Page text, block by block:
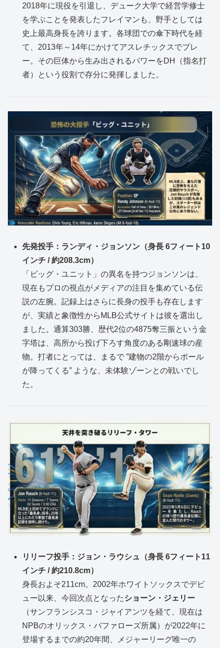
2018年に現役を引退し、デューク大学で経営学修士
を学ぶことを発表したフレイマンも、野手としては
史上最高身長を誇ります。各球団での傘下時代を経
て、2013年～14年にかけてアスレチックスでプレ
ー。その巨体から生み出されるパワーをDH（指名打
者）という役割で存分に発揮しました。
先発投手：ランディ・ジョンソン（身長 6フィート10
インチ / 約208.3cm）
「ビッグ・ユニット」の異名を持つジョンソンは、
現在もプロの視点がメディアの注目を集めている伝
説の左腕。記録上はさらに長身の投手も存在します
が、実績と象徴性からMLB公式サイトは彼を選出し
ました。通算303勝、歴代2位の4875奪三振という金
字塔は、高所から投げ下ろす角度のある剛速球の産
物。打者にとっては、まるで ”建物の2階からボール
が降ってくる” ような、未体験ゾーンとの戦いでし
た。
リリーフ投手：ジョン・ラウシュ（身長 6フィート11
インチ / 約210.8cm）
身長およそ211cm。2002年ホワイトソックスでデビ
ュー以来、今回次点となったショーン・ジェリー
（サンフランシスコ・ジャイアンツを経て、現在は
NPBのオリックス・バファローズ所属）が2022年に
登場するまでの約20年間、メジャーリーグ唯一の